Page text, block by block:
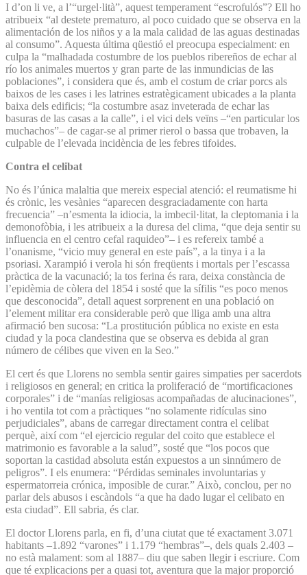
I d’on li ve, a l’“urgel·lità”, aquest temperament “escrofulós”? Ell ho
atribueix “al destete prematuro, al poco cuidado que se observa en la
alimentación de los niños y a la mala calidad de las aguas destinadas
al consumo”. Aquesta última qüestió el preocupa especialment: en
culpa la “malhadada costumbre de los pueblos ribereños de e­char al
río los animales muertos y gran parte de las inmundicias de las
poblaciones”, i considera que és, amb el costum de criar porcs als
baixos de les cases i les latrines estratègicament ubicades a la planta
baixa dels edificis; “la costumbre asaz inveterada de echar las
basuras de las casas a la calle”, i el vici dels veïns –“en particular los
mucha­chos”– de cagar-se al primer rierol o bassa que trobaven, la
culpable de l’elevada incidència de les febres tifoides.
Contra el celibat
No és l’única malaltia que mereix especial atenció: el reumatisme hi
és crònic, les vesànies “aparecen desgraciadamente con harta
frecuencia” –n’esmenta la idiocia, la imbecil·litat, la cleptomania i la
demonofòbia, i les atribueix a la duresa del clima, “que deja sentir su
influencia en el centro cefal raquideo”– i es refereix també a
l’onanisme, “vicio muy general en este país”, a la tinya i a la
psoriasi. Xarampió i verola hi són freqüents i mortals per l’escassa
pràctica de la vacunació; la tos ferina és rara, deixa constància de
l’epidèmia de còlera del 1854 i sosté que la sífilis “es poco menos
que desconocida”, detall aquest sorprenent en una població on
l’element militar era considerable però que lliga amb una altra
afirmació ben sucosa: “La prostitución pública no existe en esta
ciudad y la poca clandestina que se observa es debida al gran
número de célibes que viven en la Seo.”
El cert és que Llorens no sembla sentir gaires simpaties per sacerdots
i religiosos en general; en critica la proliferació de “mortificaciones
corporales” i de “manías religiosas acompañadas de alucinaciones”,
i ho ventila tot com a pràctiques “no solamente ridículas sino
perjudiciales”, abans de carregar directament contra el celibat
perquè, així com “el ejercicio regular del coito que establece el
matrimonio es favorable a la salud”, sosté que “los pocos que
soportan la castidad absoluta están expuestos a un sinnúmero de
peligros”. I els enumera: “Pérdidas seminales involuntarias y
espermatorreia crónica, imposible de curar.” Això, conclou, per no
parlar dels abusos i escàndols “a que ha dado lugar el celibato en
esta ciudad”. Ell sabria, és clar.
El doctor Llorens parla, en fi, d’una ciutat que té exactament 3.071
habitants –1.892 “varones” i 1.179 “hembras”–, dels quals 2.403 –
no està malament: som al 1887– diu que saben llegir i escriure. Com
que té explicacions per a quasi tot, aventura que la major proporció